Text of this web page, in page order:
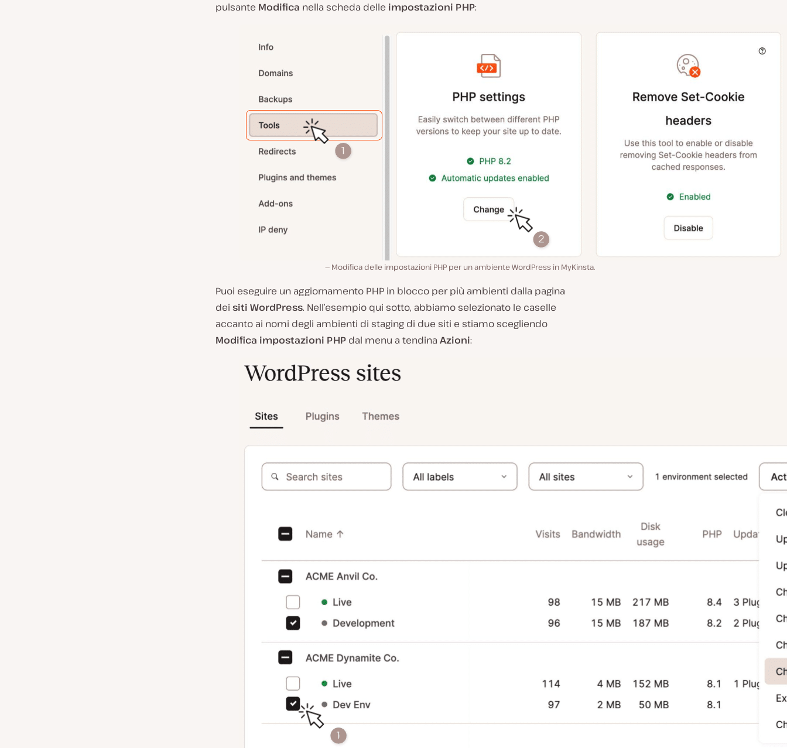
pulsante Modifica nella scheda delle impostazioni PHP:
Modifica delle impostazioni PHP per un ambiente WordPress in MyKinsta.
Puoi eseguire un aggiornamento PHP in blocco per più ambienti dalla pagina
dei siti WordPress. Nell’esempio qui sotto, abbiamo selezionato le caselle
accanto ai nomi degli ambienti di staging di due siti e stiamo scegliendo
Modifica impostazioni PHP dal menu a tendina Azioni: